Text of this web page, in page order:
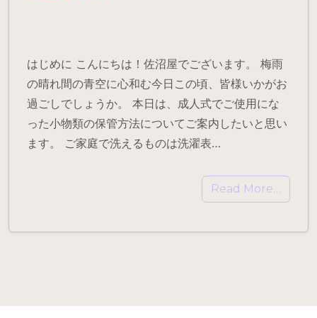
はじめに こんにちは！佐沼屋でございます。 梅雨
の晴れ間の青空に心和む今日この頃、皆様いかがお
過ごしでしょうか。 本日は、成人式でご使用にな
った小物類の保管方法についてご案内したいと思い
ます。 ご家庭で洗えるものは洗濯表…
Read More…